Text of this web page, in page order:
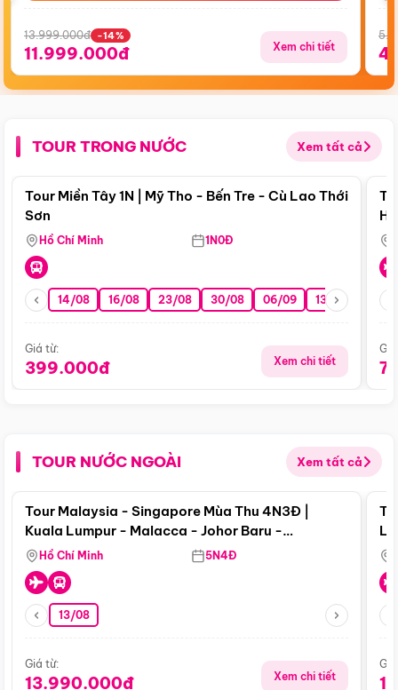
13.999.000đ -14%
11.999.000đ Xem chi tiết
TOUR TRONG NƯỚC Xem tất cả
Điểm nổi bật
Tour Miền Tây 1N | Mỹ Tho - Bến Tre - Cù Lao Thới
Sơn
Hồ Chí Minh 1N0Đ
14/08 16/08 23/08 30/08 06/09 13/09 20/09
Giá từ:
399.000đ Xem chi tiết
TOUR NƯỚC NGOÀI Xem tất cả
Điểm nổi bật
Tour Malaysia - Singapore Mùa Thu 4N3Đ |
Kuala Lumpur - Malacca - Johor Baru -
Singapore
Hồ Chí Minh 5N4Đ
13/08
Giá từ:
13.990.000đ Xem chi tiết